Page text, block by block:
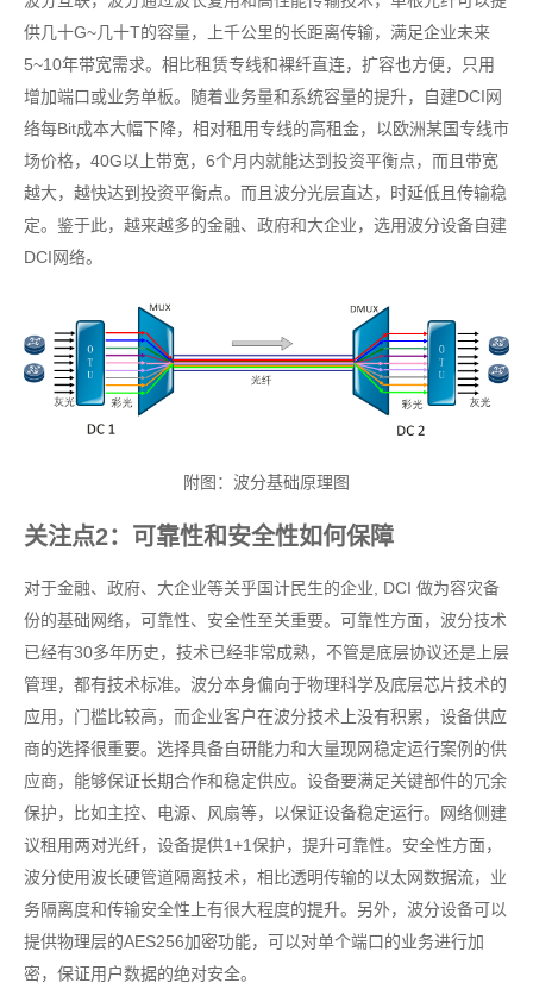
供几十G~几十T的容量，上千公里的长距离传输，满足企业未来
5~10年带宽需求。相比租赁专线和裸纤直连，扩容也方便，只用
增加端口或业务单板。随着业务量和系统容量的提升，自建DCI网
络每Bit成本大幅下降，相对租用专线的高租金，以欧洲某国专线市
场价格，40G以上带宽，6个月内就能达到投资平衡点，而且带宽
越大，越快达到投资平衡点。而且波分光层直达，时延低且传输稳
定。鉴于此，越来越多的金融、政府和大企业，选用波分设备自建
DCI网络。
附图：波分基础原理图
关注点2：可靠性和安全性如何保障
对于金融、政府、大企业等关乎国计民生的企业, DCI 做为容灾备
份的基础网络，可靠性、安全性至关重要。可靠性方面，波分技术
已经有30多年历史，技术已经非常成熟，不管是底层协议还是上层
管理，都有技术标准。波分本身偏向于物理科学及底层芯片技术的
应用，门槛比较高，而企业客户在波分技术上没有积累，设备供应
商的选择很重要。选择具备自研能力和大量现网稳定运行案例的供
应商，能够保证长期合作和稳定供应。设备要满足关键部件的冗余
保护，比如主控、电源、风扇等，以保证设备稳定运行。网络侧建
议租用两对光纤，设备提供1+1保护，提升可靠性。安全性方面，
波分使用波长硬管道隔离技术，相比透明传输的以太网数据流，业
务隔离度和传输安全性上有很大程度的提升。另外，波分设备可以
提供物理层的AES256加密功能，可以对单个端口的业务进行加
密，保证用户数据的绝对安全。